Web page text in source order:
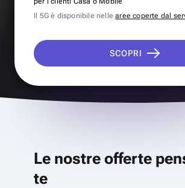
Il 5G è disponibile nellearee coperte dal
SCOPRI
Le nostre offerte
te